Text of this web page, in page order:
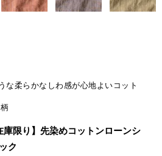
な柔らかなしわ感が心地よいコット
庫限り】先染めコットンローンシ
ク